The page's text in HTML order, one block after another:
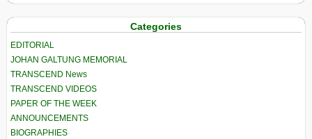
Categories
EDITORIAL
JOHAN GALTUNG MEMORIAL
TRANSCEND News
TRANSCEND VIDEOS
PAPER OF THE WEEK
ANNOUNCEMENTS
BIOGRAPHIES